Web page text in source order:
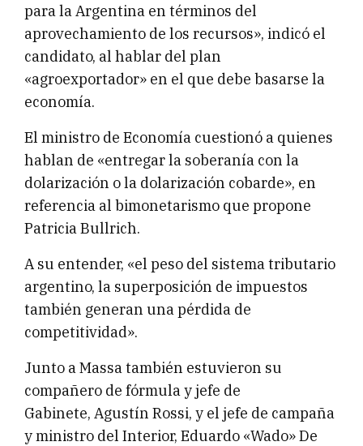
para la Argentina en términos del
aprovechamiento de los recursos», indicó el
candidato, al hablar del plan
«agroexportador» en el que debe basarse la
economía.
El ministro de Economía cuestionó a quienes
hablan de «entregar la soberanía con la
dolarización o la dolarización cobarde», en
referencia al bimonetarismo que propone
Patricia Bullrich.
A su entender, «el peso del sistema tributario
argentino, la superposición de impuestos
también generan una pérdida de
competitividad».
Junto a Massa también estuvieron su
compañero de fórmula y jefe de
Gabinete, Agustín Rossi, y el jefe de campaña
y ministro del Interior, Eduardo «Wado» De